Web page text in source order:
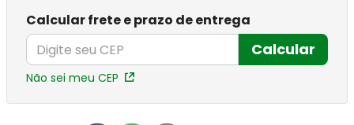
Calcular frete e prazo de entrega
Calcular
Não sei meu CEP